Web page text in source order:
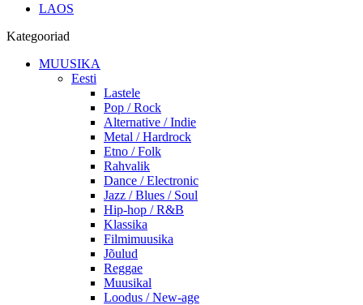
LAOS
Kategooriad
MUUSIKA
Eesti
Lastele
Pop / Rock
Alternative / Indie
Metal / Hardrock
Etno / Folk
Rahvalik
Dance / Electronic
Jazz / Blues / Soul
Hip-hop / R&B
Klassika
Filmimuusika
Jõulud
Reggae
Muusikal
Loodus / New-age